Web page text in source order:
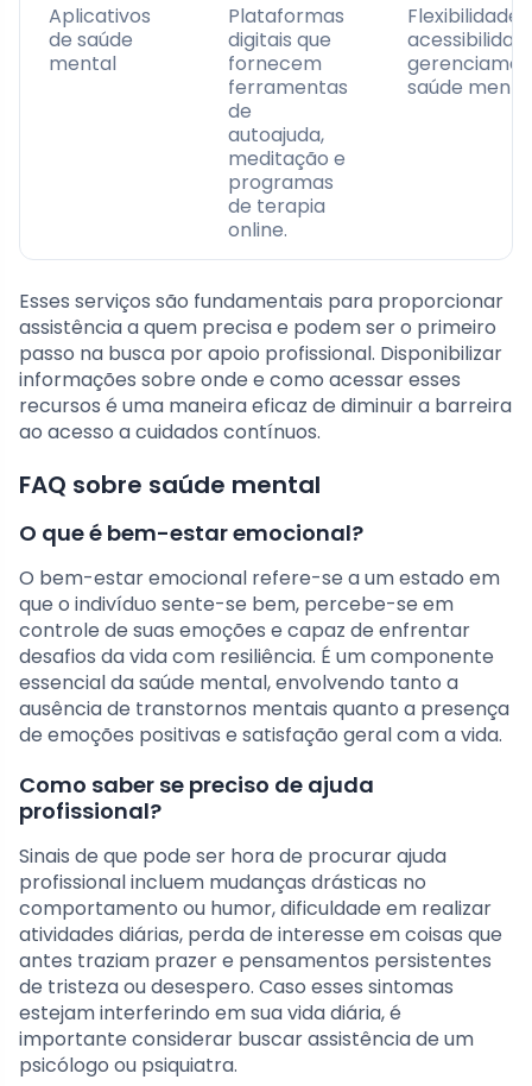
Aplicativos
de saúde
mental
Plataformas
digitais que
fornecem
ferramentas
de
autoajuda,
meditação e
programas
de terapia
online.
Flexibilidade
saúde
Esses serviços são fundamentais para proporcionar
assistência a quem precisa e podem ser o primeiro
passo na busca por apoio profissional. Disponibilizar
informações sobre onde e como acessar esses
recursos é uma maneira eficaz de diminuir a barreira
ao acesso a cuidados contínuos.
FAQ sobre saúde mental
O que é bem-estar emocional?
O bem-estar emocional refere-se a um estado em
que o indivíduo sente-se bem, percebe-se em
controle de suas emoções e capaz de enfrentar
desafios da vida com resiliência. É um componente
essencial da saúde mental, envolvendo tanto a
ausência de transtornos mentais quanto a presença
de emoções positivas e satisfação geral com a vida.
Como saber se preciso de ajuda
profissional?
Sinais de que pode ser hora de procurar ajuda
profissional incluem mudanças drásticas no
comportamento ou humor, dificuldade em realizar
atividades diárias, perda de interesse em coisas que
antes traziam prazer e pensamentos persistentes
de tristeza ou desespero. Caso esses sintomas
estejam interferindo em sua vida diária, é
importante considerar buscar assistência de um
psicólogo ou psiquiatra.